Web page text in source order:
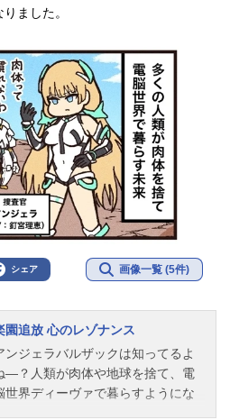
ました。
シェア 画像一覧 (5件)
園追放 心のレゾナンス
ンジェラバルザックは知ってるよ
―？人類が肉体や地球を捨て、電
世界ディーヴァで暮らすようにな